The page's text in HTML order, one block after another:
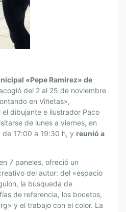
«Pepe Ramírez» de
del 2 al 25 de noviembre
en Viñetas»,
dibujante e ilustrador Paco
de lunes a viernes, en
17:00 a 19:30 h, y reunió a
7 paneles, ofreció un
del autor: del «espacio
la búsqueda de
de referencia, los bocetos,
» y el trabajo con el color. La